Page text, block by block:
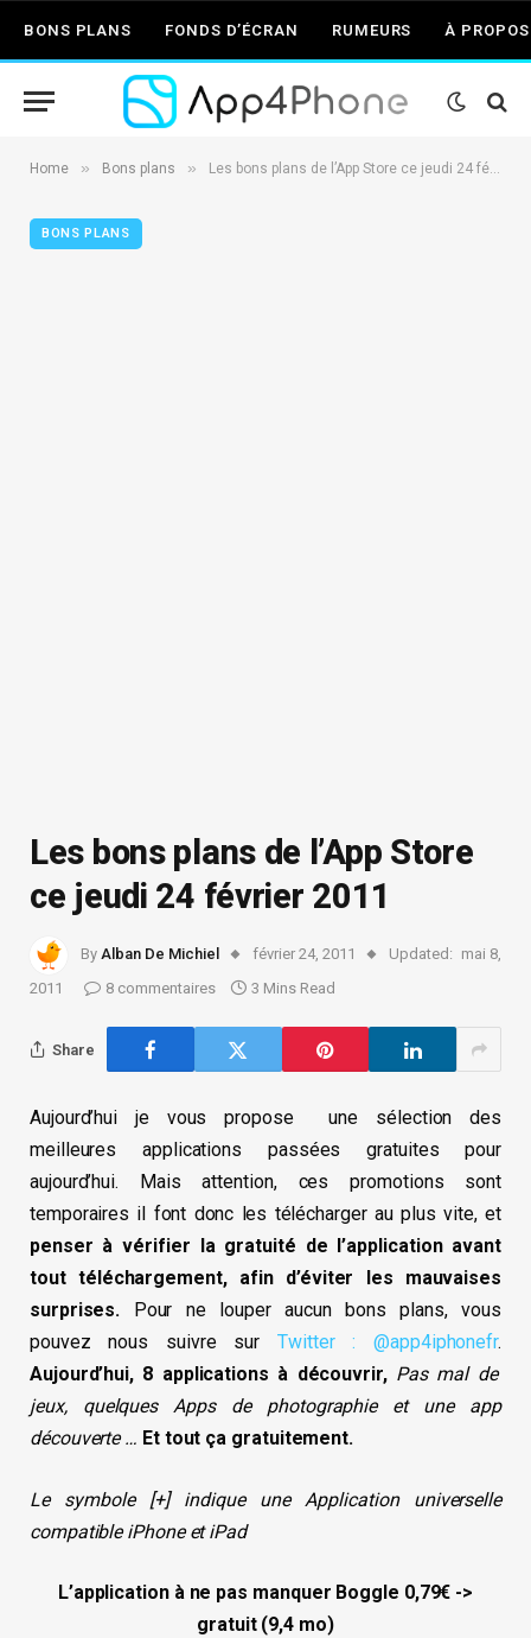
BONS PLANS FONDS D’ÉCRAN RUMEURS À PROPOS
Home » Bons plans » Les bons plans de l’App Store ce jeudi 24 février 2011
BONS PLANS
Les bons plans de l’App Store
ce jeudi 24 février 2011
By Alban De Michiel février 24, 2011 Updated: mai 8,
2011
8 commentaires 3 Mins Read
Share
Aujourd’hui je vous propose une sélection des
meilleures applications passées gratuites pour
aujourd’hui. Mais attention, ces promotions sont
temporaires il font donc les télécharger au plus vite, et
penser à vérifier la gratuité de l’application avant
tout téléchargement, afin d’éviter les mauvaises
surprises. Pour ne louper aucun bons plans, vous
pouvez nous suivre sur Twitter : @app4iphonefr.
Aujourd’hui, 8 applications à découvrir,Pas mal de
jeux, quelques Apps de photographie et une app
découverte … Et tout ça gratuitement.
Le symbole [+] indique une Application universelle
compatible iPhone et iPad
L’application à ne pas manquer Boggle 0,79€ ->
gratuit (9,4 mo)